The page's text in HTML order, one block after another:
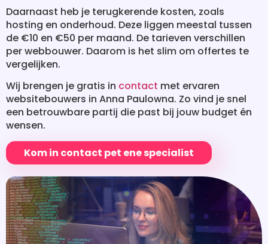
Daarnaast heb je terugkerende kosten, zoals
hosting en onderhoud. Deze liggen meestal tussen
de €10 en €50 per maand. De tarieven verschillen
per webbouwer. Daarom is het slim om offertes te
vergelijken.
Wij brengen je gratis in contact met ervaren
websitebouwers in Anna Paulowna. Zo vind je snel
een betrouwbare partij die past bij jouw budget én
wensen.
Kom in contact pet ene specialist